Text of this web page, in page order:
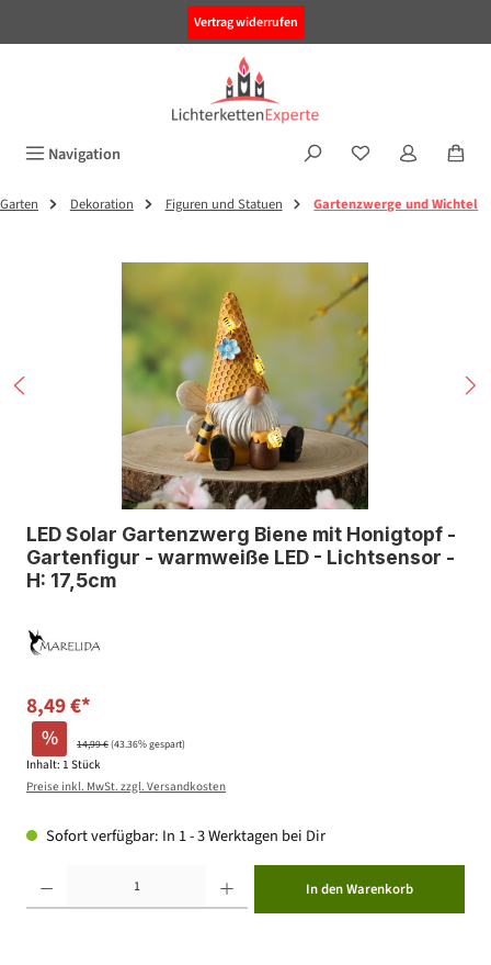
Vertrag widerrufen
Navigation
Garten Dekoration Figuren und Statuen Gartenzwerge und Wichtel
LED Solar Gartenzwerg Biene mit Honigtopf -
Gartenfigur - warmweiße LED - Lichtsensor -
H: 17,5cm
8,49 €*
% 14,99 €(43.36% gespart)
Inhalt: 1 Stück
Preise inkl. MwSt. zzgl. Versandkosten
Sofort verfügbar: In 1 - 3 Werktagen bei Dir
In den Warenkorb